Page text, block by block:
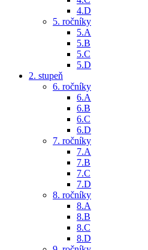
4.D
5. ročníky
5.A
5.B
5.C
5.D
2. stupeň
6. ročníky
6.A
6.B
6.C
6.D
7. ročníky
7.A
7.B
7.C
7.D
8. ročníky
8.A
8.B
8.C
8.D